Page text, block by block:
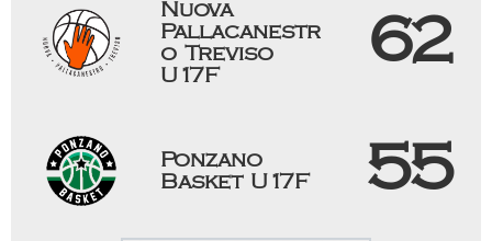
Nuova
Pallacanestr
o Treviso
U17F
62
Ponzano
Basket U17F
55